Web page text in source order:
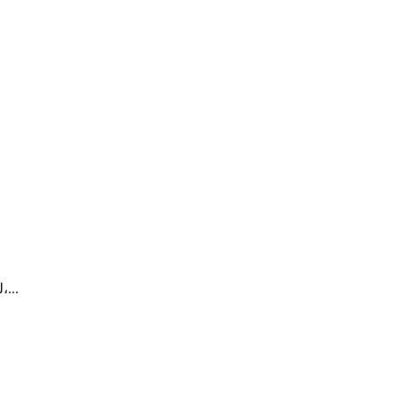
لم يعد الغضب اليوم يحتاج إلى سببٍ كبير ولم تعد النفوس تحتمل ما كانت تحتمله سابقًا. كلمة عابرة، موقف بسيط أو حتى نظرة غير مقصودة،...